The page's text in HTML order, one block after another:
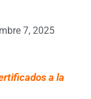
7, 2025
a la